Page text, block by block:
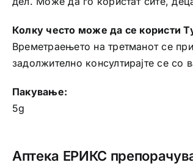
Колку често може да се користи
Времетраењето на третманот се
задолжително консултирајте се со
Пакување:
5g
Аптека ЕРИКС